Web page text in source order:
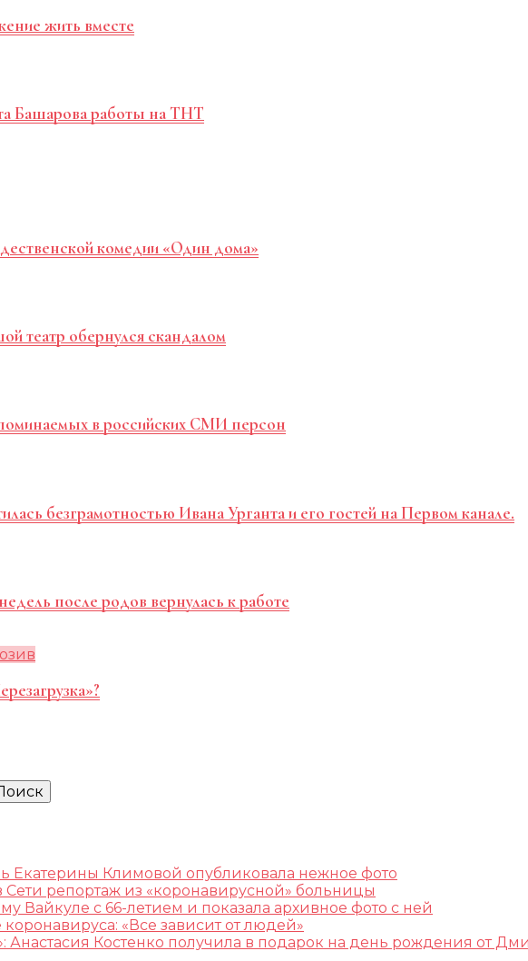
жить вместе
Башарова работы на ТНТ
комедии «Один дома»
театр обернулся скандалом
в российских СМИ персон
безграмотностью Ивана Урганта и его гостей на Первом канале.
после родов вернулась к работе
Екатерины Климовой опубликовала нежное фото
репортаж из «коронавирусной» больницы
Вайкуле с 66-летием и показала архивное фото с ней
«Все зависит от людей»
Анастасия Костенко получила в подарок на день рождения от